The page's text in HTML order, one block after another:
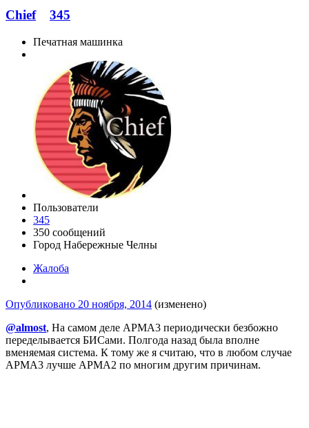
Chief 345
Печатная машинка
Пользователи
345
350 сообщений
Город Набережные Челны
Жалоба
Опубликовано 20 ноября, 2014 (изменено)
@almost, На самом деле АРМА3 периодически безбожно
переделывается БИСами. Полгода назад была вполне
вменяемая система. К тому же я считаю, что в любом случае
АРМА3 лучше АРМА2 по многим другим причинам.